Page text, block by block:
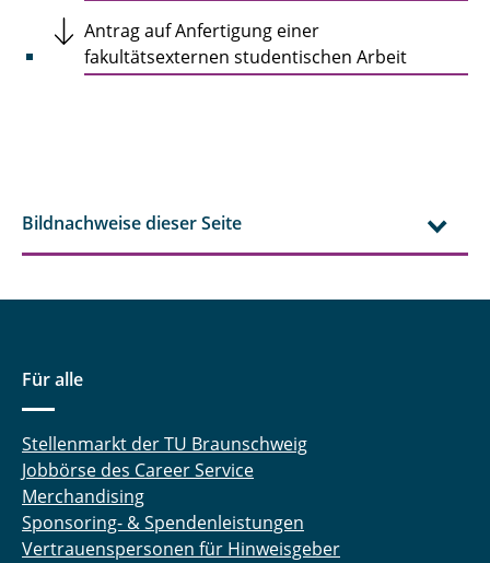
Antrag auf Anfertigung einer
fakultätsexternen studentischen Arbeit
Bildnachweise dieser Seite
Für alle
Stellenmarkt der TU Braunschweig
Jobbörse des Career Service
Merchandising
Sponsoring- & Spendenleistungen
Vertrauenspersonen für Hinweisgeber